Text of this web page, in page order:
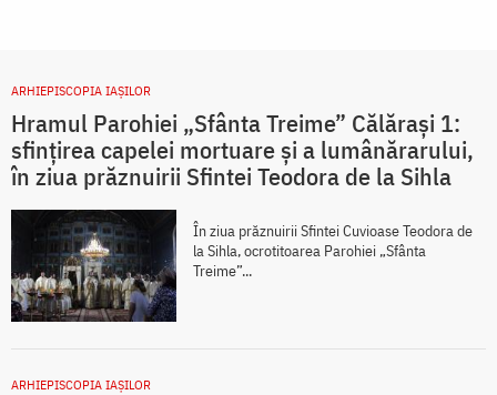
ARHIEPISCOPIA IAŞILOR
Hramul Parohiei „Sfânta Treime” Călărași 1:
sfințirea capelei mortuare și a lumânărarului,
în ziua prăznuirii Sfintei Teodora de la Sihla
În ziua prăznuirii Sfintei Cuvioase Teodora de
la Sihla, ocrotitoarea Parohiei „Sfânta
Treime”...
ARHIEPISCOPIA IAŞILOR